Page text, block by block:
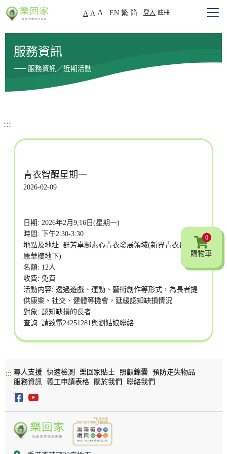
A A A EN 繁 简 登入 註冊
服務資訊
服務資訊／近期活動
:::
青衣智醒星期一
2026-02-09
日期: 2026年2月9,16日(星期一)
時間: 下午2:30-3:30
地點及地址: 群芳卓鄺素心青衣發展領域(新界青衣長康邨
康華樓地下)
名額: 12人
收費: 免費
活動内容: 透過遊戲、運動、藝術創作等形式，為長者提
供康樂、社交、健體等機會，延緩認知缺損情況
對象: 認知缺損的長者
查詢: 請致電24251281與劉姑娘聯絡
0
購物車
::: 尋人支援 快速檢測 樂回家貼士 照顧錦囊
預防走失物品
服務資訊
義工申請表格 關於我們 聯絡我們